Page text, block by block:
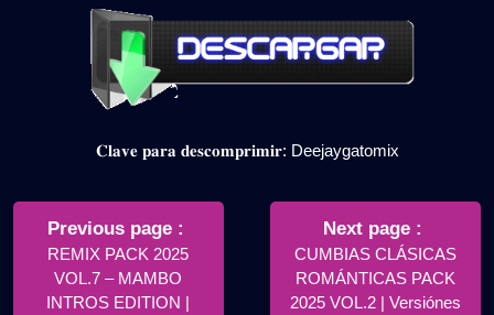
𝐂𝐥𝐚𝐯𝐞 𝐩𝐚𝐫𝐚 𝐝𝐞𝐬𝐜𝐨𝐦𝐩𝐫𝐢𝐦𝐢𝐫: Deejaygatomix
Navegación
entradas
Previous page
Posts
REMIX PACK 2025
VOL.7 – MAMBO
INTROS EDITION |
Next page
Posts
CUMBIAS CLÁSICAS
ROMÁNTICAS PACK
2025 VOL.2 | Versiónes